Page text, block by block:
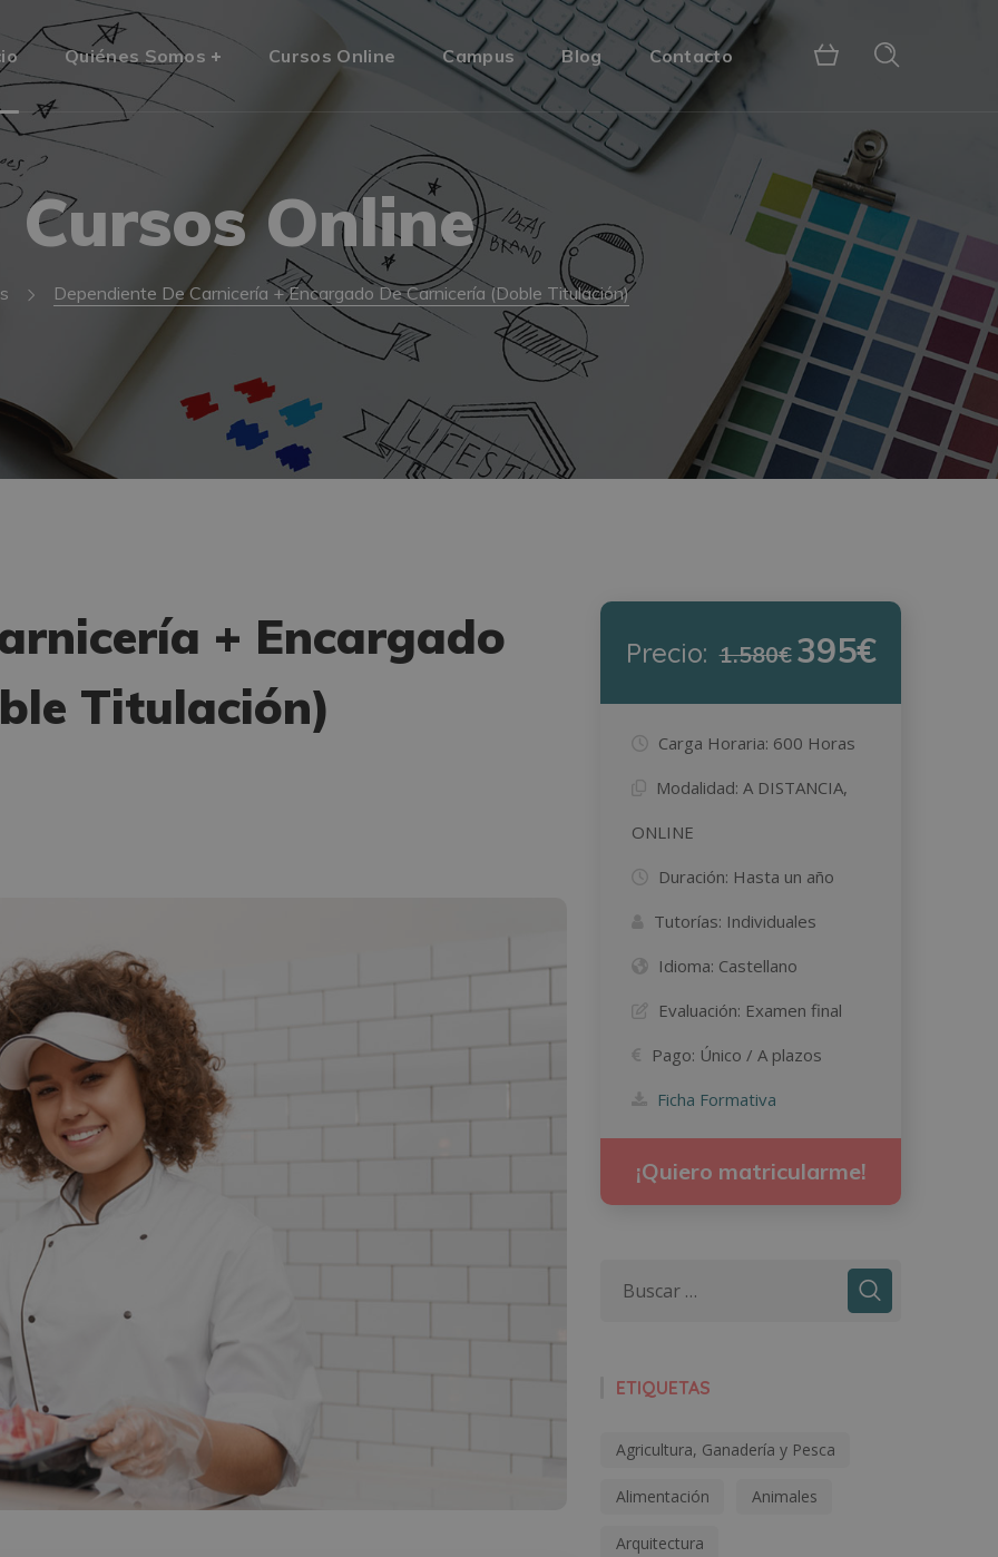
Quiénes Somos Cursos Online Campus Blog Contacto
Cursos Online
Dependiente De Carnicería + Encargado De Carnicería (Doble Titulación)
+ Encargado
Titulación)
Precio: 1.580€ 395€
Carga Horaria: 600 Horas
Modalidad: A DISTANCIA,
ONLINE
Duración: Hasta un año
Tutorías: Individuales
Idioma: Castellano
Evaluación: Examen final
Pago: Único / A plazos
Ficha Formativa
¡Quiero matricularme!
ETIQUETAS
Agricultura, Ganadería y Pesca
Alimentación Animales
Arquitectura